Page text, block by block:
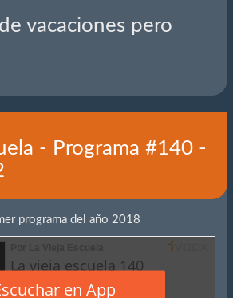
vacaciones pero
- Programa #140 -
programa del año 2018